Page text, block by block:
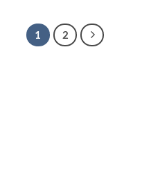
1 2